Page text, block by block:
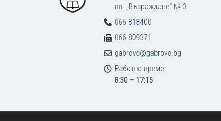
пл. „Възраждане“ № 3
066 818400
066 809371
gabrovo@gabrovo.bg
Работно време
8:30 – 17:15